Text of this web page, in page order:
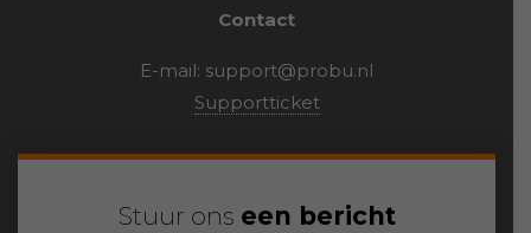
Contact
E-mail: support@probu.nl
Supportticket
Stuur ons een bericht